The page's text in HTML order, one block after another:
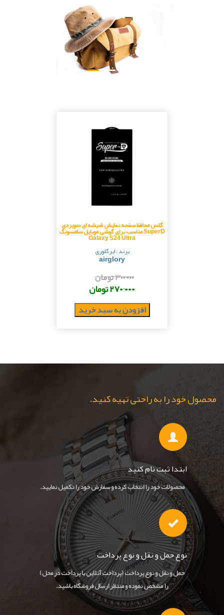
گلس محافظ صفحه نمایش شیشه ای سوپردی
SuperD مناسب برای گوشی موبایل سامسونگ
Galaxy S24 Ultra
برند : ایرگلوری
airglory
۳۰۰٬۰۰۰ تومان
۲۷۰٬۰۰۰ تومان
افزودن به سبد خرید
محصول خود را به راحتی تهیه کنید.
ابتدا ثبت نام کنید
محصولات خود را انتخاب کرده و سفارش خود را تکمیل نمایید.
نوع حمل و نقل و نوع پرداخت
حمل و نقل و نوع پرداخت (پرداخت آنلاین یا پرداخت در محل)
را مشخص نموده و منتظر ارسال فروشگاه باشید.